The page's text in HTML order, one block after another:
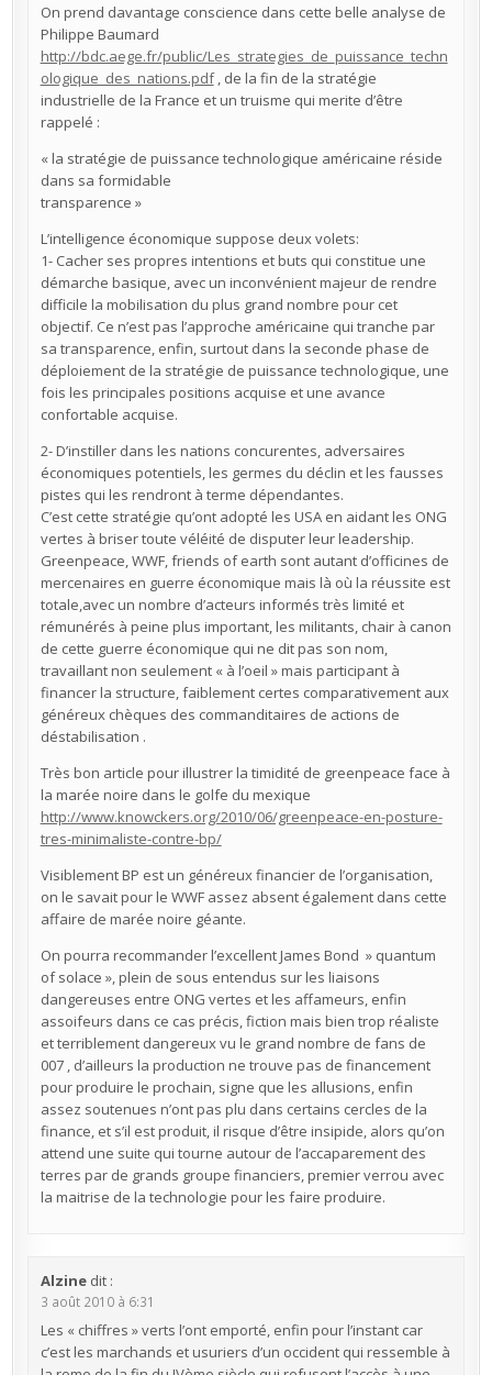
On prend davantage conscience dans cette belle analyse de
Philippe Baumard
http://bdc.aege.fr/public/Les_strategies_de_puissance_techn
ologique_des_nations.pdf, de la fin de la stratégie
industrielle de la France et un truisme qui merite d’être
rappelé :
« la stratégie de puissance technologique américaine réside
dans sa formidable
transparence »
L’intelligence économique suppose deux volets:
1- Cacher ses propres intentions et buts qui constitue une
démarche basique, avec un inconvénient majeur de rendre
difficile la mobilisation du plus grand nombre pour cet
objectif. Ce n’est pas l’approche américaine qui tranche par
sa transparence, enfin, surtout dans la seconde phase de
déploiement de la stratégie de puissance technologique, une
fois les principales positions acquise et une avance
confortable acquise.
2- D’instiller dans les nations concurentes, adversaires
économiques potentiels, les germes du déclin et les fausses
pistes qui les rendront à terme dépendantes.
C’est cette stratégie qu’ont adopté les USA en aidant les ONG
vertes à briser toute véléité de disputer leur leadership.
Greenpeace, WWF, friends of earth sont autant d’officines de
mercenaires en guerre économique mais là où la réussite est
totale,avec un nombre d’acteurs informés très limité et
rémunérés à peine plus important, les militants, chair à canon
de cette guerre économique qui ne dit pas son nom,
travaillant non seulement « à l’oeil » mais participant à
financer la structure, faiblement certes comparativement aux
généreux chèques des commanditaires de actions de
déstabilisation .
Très bon article pour illustrer la timidité de greenpeace face à
la marée noire dans le golfe du mexique
http://www.knowckers.org/2010/06/greenpeace-en-posture-
tres-minimaliste-contre-bp/
Visiblement BP est un généreux financier de l’organisation,
on le savait pour le WWF assez absent également dans cette
affaire de marée noire géante.
On pourra recommander l’excellent James Bond » quantum
of solace », plein de sous entendus sur les liaisons
dangereuses entre ONG vertes et les affameurs, enfin
assoifeurs dans ce cas précis, fiction mais bien trop réaliste
et terriblement dangereux vu le grand nombre de fans de
007 , d’ailleurs la production ne trouve pas de financement
pour produire le prochain, signe que les allusions, enfin
assez soutenues n’ont pas plu dans certains cercles de la
finance, et s’il est produit, il risque d’être insipide, alors qu’on
attend une suite qui tourne autour de l’accaparement des
terres par de grands groupe financiers, premier verrou avec
la maitrise de la technologie pour les faire produire.
Alzine dit :
3 août 2010 à 6:31
Les « chiffres » verts l’ont emporté, enfin pour l’instant car
c’est les marchands et usuriers d’un occident qui ressemble à